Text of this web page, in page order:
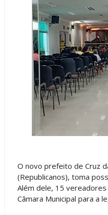
O novo prefeito de Cruz
(Republicanos), toma
Além dele, 15
Câmara Municipal para a